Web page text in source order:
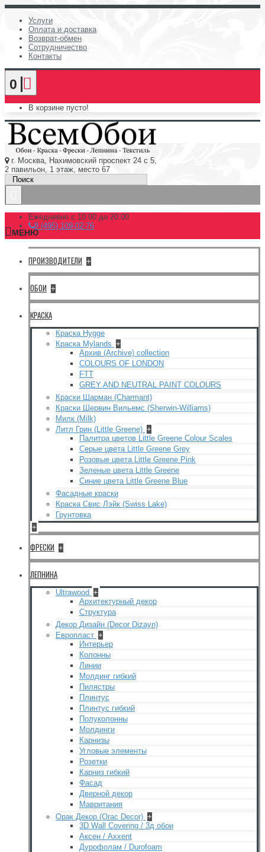
Услуги
Оплата и доставка
Возврат-обмен
Сотрудничество
Контакты
0
В корзине пусто!
г. Москва, Нахимовский проспект 24 с 5,
2 павильон, 1 этаж, место 67
Ежедневно с 10:00 до 20:00
8 (495) 109-02-76
МЕНЮ
ПРОИЗВОДИТЕЛИ +
ОБОИ +
КРАСКА
Краска Hygge
Краска Mylands +
Архив (Archive) collection
COLOURS OF LONDON
FTT
GREY AND NEUTRAL PAINT COLOURS
Краски Шарман (Charmant)
Краски Шервин Вильемс (Sherwin-Williams)
Милк (Milk)
Литл Грин (Little Greene) +
Палитра цветов Little Greene Colour Scales
Серые цвета Little Greene Grey
Розовые цвета Little Greene Pink
Зеленые цвета Little Greene
Синие цвета Little Greene Blue
Фасадные краски
Краска Свис Лэйк (Swiss Lake)
Грунтовка
+
ФРЕСКИ +
ЛЕПНИНА
Ultrawood +
Архитектурный декор
Структура
Декор Дизайн (Decor Dizayn)
Европласт +
Интерьер
Колонны
Линии
Молдинг гибкий
Пилястры
Плинтус
Плинтус гибкий
Полуколонны
Молдинги
Карнизы
Угловые элементы
Розетки
Карниз гибкий
Фасад
Дверной декор
Мавритания
Орак Декор (Orac Decor) +
3D Wall Covering / 3д обои
Аксен / Axxent
Дурофолам / Durofoam